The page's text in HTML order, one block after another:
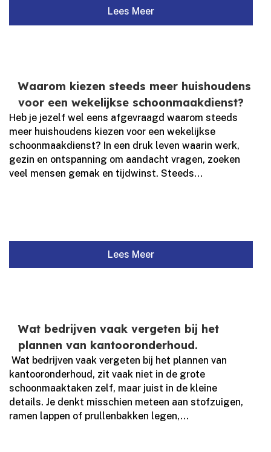
Lees Meer
Waarom kiezen steeds meer huishoudens
voor een wekelijkse schoonmaakdienst?
Heb je jezelf wel eens afgevraagd waarom steeds
meer huishoudens kiezen voor een wekelijkse
schoonmaakdienst? In een druk leven waarin werk,
gezin en ontspanning om aandacht vragen, zoeken
veel mensen gemak en tijdwinst.​ Steeds...
Lees Meer
Wat bedrijven vaak vergeten bij het
plannen van kantooronderhoud.
​ Wat bedrijven vaak vergeten bij het plannen van
kantooronderhoud, zit vaak niet in de grote
schoonmaaktaken zelf, maar juist in de kleine
details.​ Je denkt misschien meteen aan stofzuigen,
ramen lappen of prullenbakken legen,...